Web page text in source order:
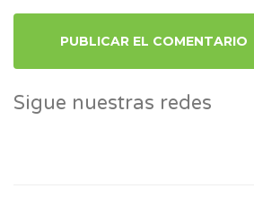
Sigue nuestras redes